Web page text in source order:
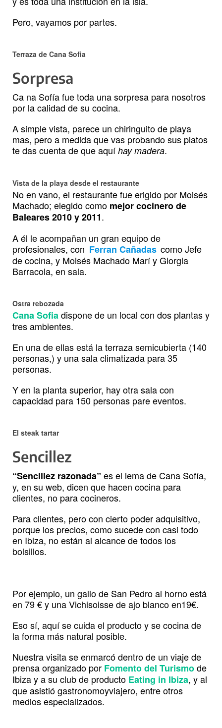
Pero, vayamos por partes.
Terraza de Cana Sofia
Sorpresa
Ca na Sofía fue toda una sorpresa para nosotros
por la calidad de su cocina.
A simple vista, parece un chiringuito de playa
mas, pero a medida que vas probando sus platos
te das cuenta de que aquíhay madera.
Vista de la playa desde el restaurante
No en vano, el restaurante fue erigido por Moisés
Machado; elegido como mejor cocinero de
Baleares 2010 y 2011.
A él le acompañan un gran equipo de
profesionales, con Ferran Cañadas como Jefe
de cocina, y Moisés Machado Marí y Giorgia
Barracola, en sala.
Ostra rebozada
Cana Sofiadisponede un local con dos plantas y
tres ambientes.
En una de ellas está la terraza semicubierta (140
personas,) y una sala climatizada para 35
personas.
Y en la planta superior, hay otra sala con
capacidad para 150 personas pare eventos.
El steak tartar
Sencillez
“Sencillez razonada” es el lema de Cana Sofía,
y, en su web, dicen que hacen cocina para
clientes, no para cocineros.
Para clientes, pero con cierto poder adquisitivo,
porque los precios, como sucede con casi todo
en Ibiza, no están al alcance de todos los
bolsillos.
Por ejemplo, un gallo de San Pedro al horno está
en 79 € y una Vichisoisse de ajo blanco en19€.
Eso sí, aquí se cuida el producto y se cocina de
la forma más natural posible.
Nuestra visita se enmarcó dentro de un viaje de
prensa organizado por Fomento del Turismode
Ibiza y a su club de producto Eating in Ibiza, y al
que asistió gastronomoyviajero, entre otros
medios especializados.